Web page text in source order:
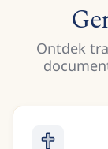
Ontdek